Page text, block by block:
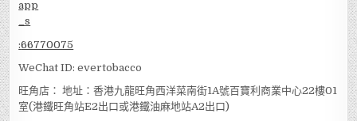
:66770075
WeChat ID: evertobacco
旺角店： 地址：香港九龍旺角西洋菜南街1A號百寶利商業中心22樓01
室(港鐵旺角站E2出口或港鐵油麻地站A2出口)